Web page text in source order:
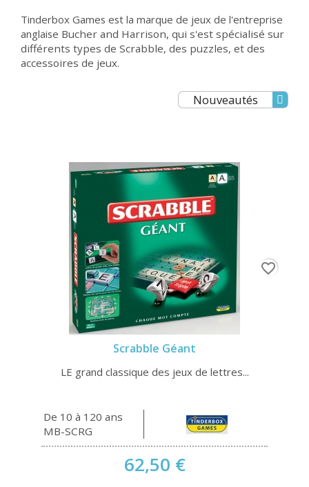
Tinderbox Games est la marque de jeux de l'entreprise
anglaise Bucher and Harrison, qui s'est spécialisé sur
différents types de Scrabble, des puzzles, et des
accessoires de jeux.
Nouveautés
Scrabble Géant
LE grand classique des jeux de lettres...
De 10 à 120 ans
MB-SCRG
62,50 €
favorite_border